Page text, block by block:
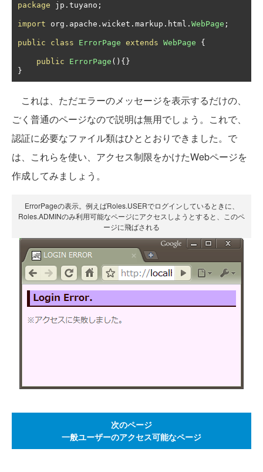
package jp . tuyano ;
import org . apache . wicket . markup . html . WebPage ;
public class ErrorPage extends WebPage {
public ErrorPage (){}
}
これは、ただエラーのメッセージを表示するだけの、
ごく普通のページなので説明は無用でしょう。これで、
認証に必要なファイル類はひととおりできました。で
は、これらを使い、アクセス制限をかけたWebページを
作成してみましょう。
ErrorPageの表示。例えばRoles.USERでログインしているときに、
Roles.ADMINのみ利用可能なページにアクセスしようとすると、このペ
ージに飛ばされる
次のページ
一般ユーザーのアクセス可能なページ